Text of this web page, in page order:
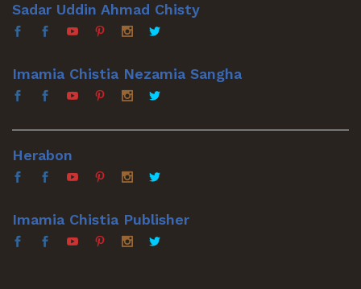
Sadar Uddin Ahmad Chisty
Imamia Chistia Nezamia Sangha
Herabon
Imamia Chistia Publisher